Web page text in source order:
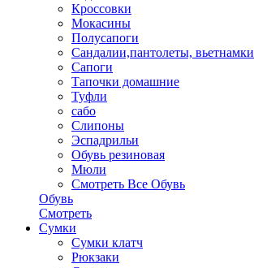
Кроссовки
Мокасины
Полусапоги
Сандалии,пантолеты, вьетнамки
Сапоги
Тапочки домашние
Туфли
сабо
Слипоны
Эспадрильи
Обувь резиновая
Мюли
Смотреть Все Обувь
Обувь
Смотреть
Сумки
Сумки клатч
Рюкзаки